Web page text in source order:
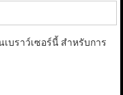
บราว์เซอร์นี้ สำหรับการ